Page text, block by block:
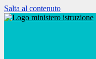
Salta al contenuto